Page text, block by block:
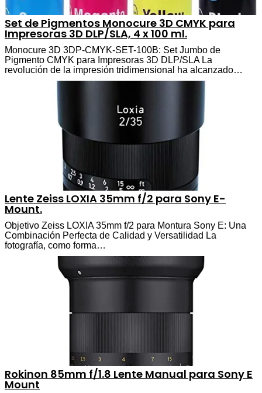
Set de Pigmentos Monocure 3D CMYK para
Impresoras 3D DLP/SLA, 4 x 100 ml.
Monocure 3D 3DP-CMYK-SET-100B: Set Jumbo de
Pigmento CMYK para Impresoras 3D DLP/SLA La
revolución de la impresión tridimensional ha alcanzado…
Lente Zeiss LOXIA 35mm f/2 para Sony E-
Mount.
Objetivo Zeiss LOXIA 35mm f/2 para Montura Sony E: Una
Combinación Perfecta de Calidad y Versatilidad La
fotografía, como forma…
Rokinon 85mm f/1.8 Lente Manual para Sony E
Mount